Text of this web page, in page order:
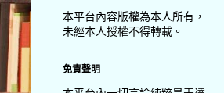
本平台內容版權為本人所有，
未經本人授權不得轉載。
免責聲明